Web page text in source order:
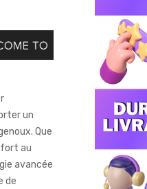
un
Que
au
avancée
de